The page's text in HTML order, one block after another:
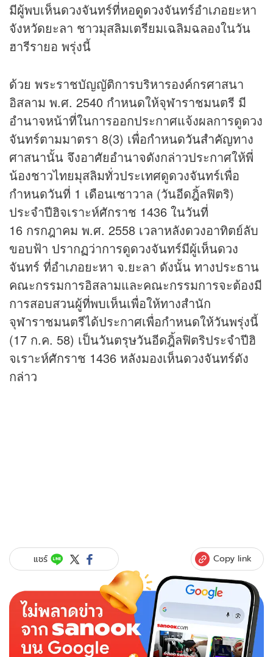
มีผู้พบเห็นดวงจันทร์ที่หอดูดวงจันทร์อำเภอยะหา
จังหวัดยะลา ชาวมุสลิมเตรียมเฉลิมฉลองในวัน
ฮารีรายอ พรุ่งนี้
ด้วย พระราชบัญญัติการบริหารองค์กรศาสนา
อิสลาม พ.ศ. 2540 กำหนดให้จุฬาราชมนตรี มี
อำนาจหน้าที่ในการออกประกาศแจ้งผลการดูดวง
จันทร์ตามมาตรา 8(3) เพื่อกำหนดวันสำคัญทาง
ศาสนานั้น จึงอาศัยอำนาจดังกล่าวประกาศให้พี่
น้องชาวไทยมุสลิมทั่วประเทศดูดวงจันทร์เพื่อ
กำหนดวันที่ 1 เดือนเซาวาล (วันอีดฎิ้ลฟิตริ)
ประจำปีฮิจเราะห์ศักราช 1436 ในวันที่
16 กรกฎาคม พ.ศ. 2558 เวลาหลังดวงอาทิตย์ลับ
ขอบฟ้า ปรากฏว่าการดูดวงจันทร์มีผู้เห็นดวง
จันทร์ ที่อำเภอยะหา จ.ยะลา ดังนั้น ทางประธาน
คณะกรรมการอิสลามและคณะกรรมการจะต้องมี
การสอบสวนผู้ที่พบเห็นเพื่อให้ทางสำนัก
จุฬาราชมนตรีได้ประกาศเพื่อกำหนดให้วันพรุ่งนี้
(17 ก.ค. 58) เป็นวันตรุษวันอีดฎิ้ลฟิตริประจำปีฮิ
จเราะห์ศักราช 1436 หลังมองเห็นดวงจันทร์ดัง
กล่าว
แชร์ Copy link